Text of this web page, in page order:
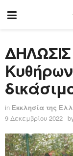
in Εκκλησία της
9 Δεκεμβρίου 2022